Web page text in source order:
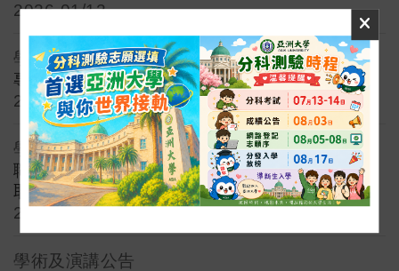
2026-01/12
學術及演講公告
專題講座: 電子簽章簽章案例說明
2025-11/19
學術及演講公告
職涯講座演講活動：財法系傑出校友分享: 從考
取金融證照到銀行副理之路
2025-11/11
學術及演講公告